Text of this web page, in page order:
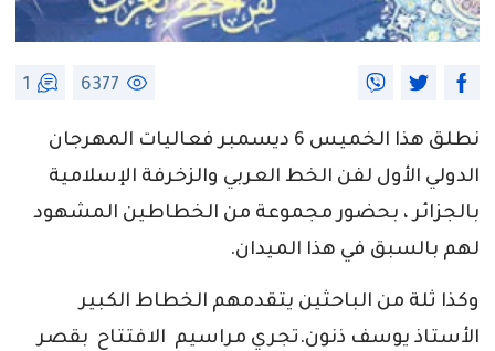
6377
1
نطلق هذا الخميس 6 ديسمبر فعاليات المهرجان
الدولي الأول لفن الخط العربي والزخرفة الإسلامية
بالجزائر ، بحضور مجموعة من الخطاطين المشهود
لهم بالسبق في هذا الميدان.
وكذا ثلة من الباحثين يتقدمهم الخطاط الكبير
الأستاذ يوسف ذنون.تجري مراسيم الافتتاح بقصر